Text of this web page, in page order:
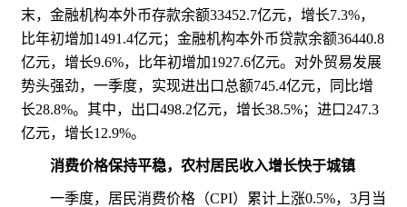
末，金融机构本外币存款余额33452.7亿元，增长7.3%，
比年初增加1491.4亿元；金融机构本外币贷款余额36440.8
亿元，增长9.6%，比年初增加1927.6亿元。对外贸易发展
势头强劲，一季度，实现进出口总额745.4亿元，同比增
长28.8%。其中，出口498.2亿元，增长38.5%；进口247.3
亿元，增长12.9%。
消费价格保持平稳，农村居民收入增长快于城镇
一季度，居民消费价格（CPI）累计上涨0.5%，3月当